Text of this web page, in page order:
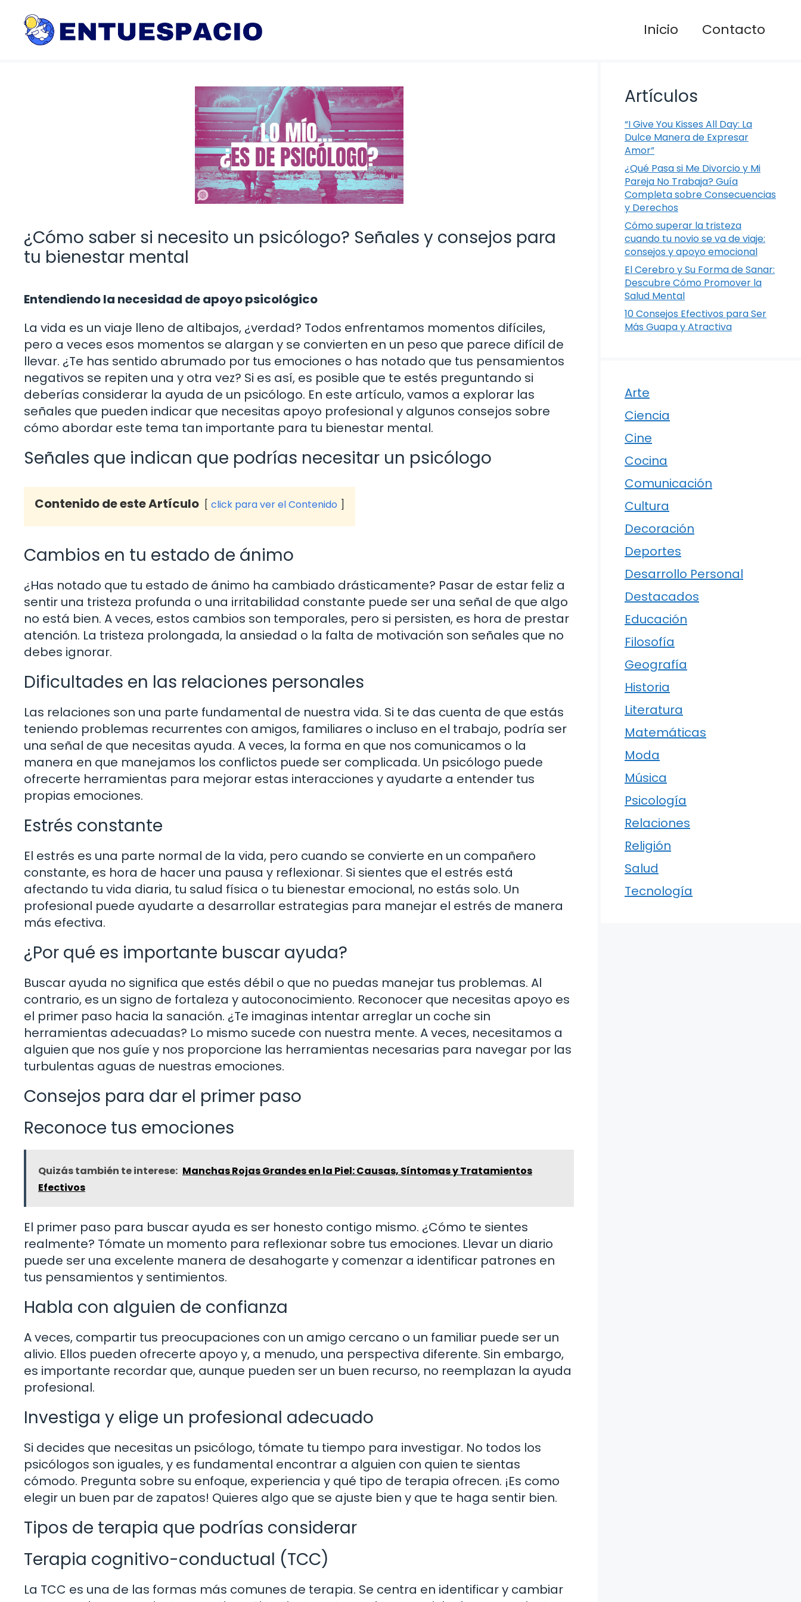
contenido
Inicio Contacto
¿Cómo saber si necesito un psicólogo? Señales y consejos para
tu bienestar mental
Entendiendo la necesidad de apoyo psicológico
La vida es un viaje lleno de altibajos, ¿verdad? Todos enfrentamos momentos difíciles,
pero a veces esos momentos se alargan y se convierten en un peso que parece difícil de
llevar. ¿Te has sentido abrumado por tus emociones o has notado que tus pensamientos
negativos se repiten una y otra vez? Si es así, es posible que te estés preguntando si
deberías considerar la ayuda de un psicólogo. En este artículo, vamos a explorar las
señales que pueden indicar que necesitas apoyo profesional y algunos consejos sobre
cómo abordar este tema tan importante para tu bienestar mental.
Señales que indican que podrías necesitar un psicólogo
Contenido de este Artículo click para ver el Contenido
Cambios en tu estado de ánimo
¿Has notado que tu estado de ánimo ha cambiado drásticamente? Pasar de estar feliz a
sentir una tristeza profunda o una irritabilidad constante puede ser una señal de que algo
no está bien. A veces, estos cambios son temporales, pero si persisten, es hora de prestar
atención. La tristeza prolongada, la ansiedad o la falta de motivación son señales que no
debes ignorar.
Dificultades en las relaciones personales
Las relaciones son una parte fundamental de nuestra vida. Si te das cuenta de que estás
teniendo problemas recurrentes con amigos, familiares o incluso en el trabajo, podría ser
una señal de que necesitas ayuda. A veces, la forma en que nos comunicamos o la
manera en que manejamos los conflictos puede ser complicada. Un psicólogo puede
ofrecerte herramientas para mejorar estas interacciones y ayudarte a entender tus
propias emociones.
Estrés constante
El estrés es una parte normal de la vida, pero cuando se convierte en un compañero
constante, es hora de hacer una pausa y reflexionar. Si sientes que el estrés está
afectando tu vida diaria, tu salud física o tu bienestar emocional, no estás solo. Un
profesional puede ayudarte a desarrollar estrategias para manejar el estrés de manera
más efectiva.
¿Por qué es importante buscar ayuda?
Buscar ayuda no significa que estés débil o que no puedas manejar tus problemas. Al
contrario, es un signo de fortaleza y autoconocimiento. Reconocer que necesitas apoyo es
el primer paso hacia la sanación. ¿Te imaginas intentar arreglar un coche sin
herramientas adecuadas? Lo mismo sucede con nuestra mente. A veces, necesitamos a
alguien que nos guíe y nos proporcione las herramientas necesarias para navegar por las
turbulentas aguas de nuestras emociones.
Consejos para dar el primer paso
Reconoce tus emociones
Quizás también te interese: Manchas Rojas Grandes en la Piel: Causas, Síntomas y Tratamientos
Efectivos
El primer paso para buscar ayuda es ser honesto contigo mismo. ¿Cómo te sientes
realmente? Tómate un momento para reflexionar sobre tus emociones. Llevar un diario
puede ser una excelente manera de desahogarte y comenzar a identificar patrones en
tus pensamientos y sentimientos.
Habla con alguien de confianza
A veces, compartir tus preocupaciones con un amigo cercano o un familiar puede ser un
alivio. Ellos pueden ofrecerte apoyo y, a menudo, una perspectiva diferente. Sin embargo,
es importante recordar que, aunque pueden ser un buen recurso, no reemplazan la ayuda
profesional.
Investiga y elige un profesional adecuado
Si decides que necesitas un psicólogo, tómate tu tiempo para investigar. No todos los
psicólogos son iguales, y es fundamental encontrar a alguien con quien te sientas
cómodo. Pregunta sobre su enfoque, experiencia y qué tipo de terapia ofrecen. ¡Es como
elegir un buen par de zapatos! Quieres algo que se ajuste bien y que te haga sentir bien.
Tipos de terapia que podrías considerar
Terapia cognitivo-conductual (TCC)
La TCC es una de las formas más comunes de terapia. Se centra en identificar y cambiar
Artículos
“I Give You Kisses All Day: La
Dulce Manera de Expresar
Amor”
¿Qué Pasa si Me Divorcio y Mi
Pareja No Trabaja? Guía
Completa sobre Consecuencias
y Derechos
Cómo superar la tristeza
cuando tu novio se va de viaje:
consejos y apoyo emocional
El Cerebro y Su Forma de Sanar:
Descubre Cómo Promover la
Salud Mental
10 Consejos Efectivos para Ser
Más Guapa y Atractiva
Arte
Ciencia
Cine
Cocina
Comunicación
Cultura
Decoración
Deportes
Desarrollo Personal
Destacados
Educación
Filosofía
Geografía
Historia
Literatura
Matemáticas
Moda
Música
Psicología
Relaciones
Religión
Salud
Tecnología